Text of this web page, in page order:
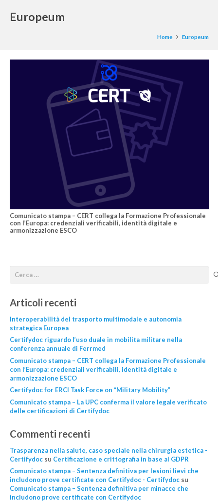
Europeum
Home Europeum
Comunicato stampa – CERT collega la Formazione Professionale
con l’Europa: credenziali verificabili, identità digitale e
armonizzazione ESCO
Articoli recenti
Interoperabilità del trasporto multimodale e autonomia
strategica Europea
Certifydoc riguardo l’uso duale in mobilita militare nella
conferenza annuale di Ferrmed
Comunicato stampa – CERT collega la Formazione Professionale
con l’Europa: credenziali verificabili, identità digitale e
armonizzazione ESCO
Certifydoc for ERCI Task Force on “Military Mobility”
Comunicato stampa – La UPC conferma il valore legale verificato
delle certificazioni di Certifydoc
Commenti recenti
Trasparenza nella salute, caso speciale nella chirurgia estetica -
Certifydocsu Certificazione e crittografia in base al GDPR
Comunicato stampa – Sentenza definitiva per lesioni lievi che
includono prove certificate con Certifydoc - Certifydocsu
Comunicato stampa – Sentenza definitiva per minacce che
includono prove certificate con Certifydoc